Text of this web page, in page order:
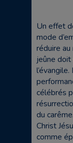
Un effet
mode
réduire
jeûne
célébrés
du
Christ
comme